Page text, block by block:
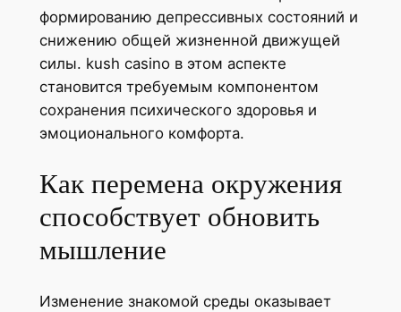
формированию депрессивных состояний и
снижению общей жизненной движущей
силы. kush casino в этом аспекте
становится требуемым компонентом
сохранения психического здоровья и
эмоционального комфорта.
Как перемена окружения
способствует обновить
мышление
Изменение знакомой среды оказывает